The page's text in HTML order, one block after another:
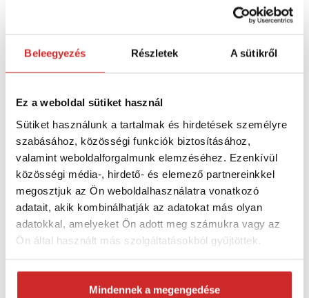
Beleegyezés Részletek A sütikről
Ez a weboldal sütiket használ
Sütiket használunk a tartalmak és hirdetések személyre
szabásához, közösségi funkciók biztosításához,
valamint weboldalforgalmunk elemzéséhez. Ezenkívül
közösségi média-, hirdető- és elemező partnereinkkel
megosztjuk az Ön weboldalhasználatra vonatkozó
adatait, akik kombinálhatják az adatokat más olyan
adatokkal, amelyeket Ön adott meg számukra vagy az
Ön által használt más szolgáltatásokból gyűjtöttek.
Mindennek a megengedése
A feszítő a kötelek, kábelek, hajtórudak és más
feszítőrendszerek
(szem + kampó) áll, menettel, amelyek közül az
egyiket egy kis fémkeret mindkét végébe csavarják,
az egyik bal, a másik pedig jobb menetű.
Jellemzők:
A feszességet a keret elforgatásával lehet
beállítani, ami azt eredményezi, hogy mindkét
hogy el kellene csavarni a csavarokat vagy a
csatlakoztatott kábeleket.